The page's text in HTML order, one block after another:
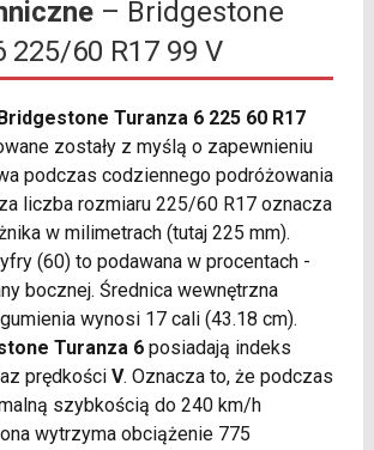
– Bridgestone
225/60 R17 99 V
Turanza 6 225 60 R17
zostały z myślą o zapewnieniu
podczas codziennego podróżowania
liczba rozmiaru 225/60 R17 oznacza
w milimetrach (tutaj 225 mm).
(60) to podawana w procentach -
bocznej. Średnica wewnętrzna
wynosi 17 cali (43.18 cm).
Turanza 6posiadają indeks
prędkości V. Oznacza to, że podczas
szybkością do 240 km/h
wytrzyma obciążenie 775